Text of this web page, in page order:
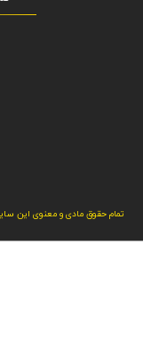
تمام حقوق مادی و معنوی این سایت